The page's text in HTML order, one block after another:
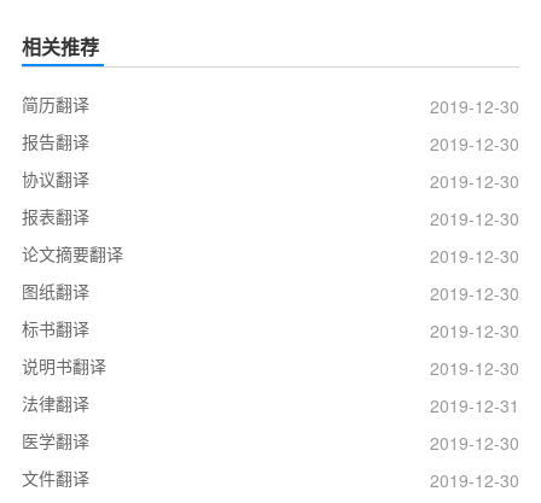
相关推荐
简历翻译
2019-12-30
报告翻译
2019-12-30
协议翻译
2019-12-30
报表翻译
2019-12-30
论文摘要翻译
2019-12-30
图纸翻译
2019-12-30
标书翻译
2019-12-30
说明书翻译
2019-12-30
法律翻译
2019-12-31
医学翻译
2019-12-30
文件翻译
2019-12-30